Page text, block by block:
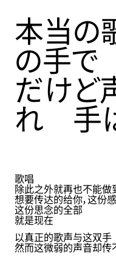
本当の
の手で
だけど
れ 手
歌唱
除此之外就再也不能做
想要传达的给你，这份
这份思念的全部
就是现在
以真正的歌声与这双手
然而这微弱的声音却传